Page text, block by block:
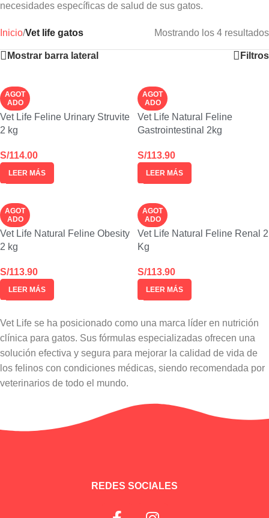
necesidades específicas de salud de sus gatos.
Inicio/Vet life gatos Mostrando los 4 resultados
Mostrar barra lateral Filtros
AGOT
ADO
Vet Life Feline Urinary Struvite
2 kg
S/114.00
LEER MÁS
AGOT
ADO
Vet Life Natural Feline
Gastrointestinal 2kg
S/113.90
LEER MÁS
AGOT
ADO
Vet Life Natural Feline Obesity
2 kg
S/113.90
LEER MÁS
AGOT
ADO
Vet Life Natural Feline Renal 2
Kg
S/113.90
LEER MÁS
Vet Life se ha posicionado como una marca líder en nutrición
clínica para gatos. Sus fórmulas especializadas ofrecen una
solución efectiva y segura para mejorar la calidad de vida de
los felinos con condiciones médicas, siendo recomendada por
veterinarios de todo el mundo.
REDES SOCIALES